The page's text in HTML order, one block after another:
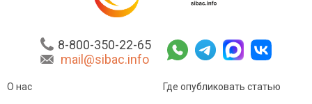
8-800-350-22-65
mail@sibac.info
О нас
Где опубликовать статью